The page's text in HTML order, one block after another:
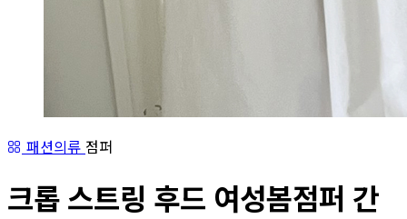
패션의류 점퍼
크롭 스트링 후드 여성봄점퍼 간